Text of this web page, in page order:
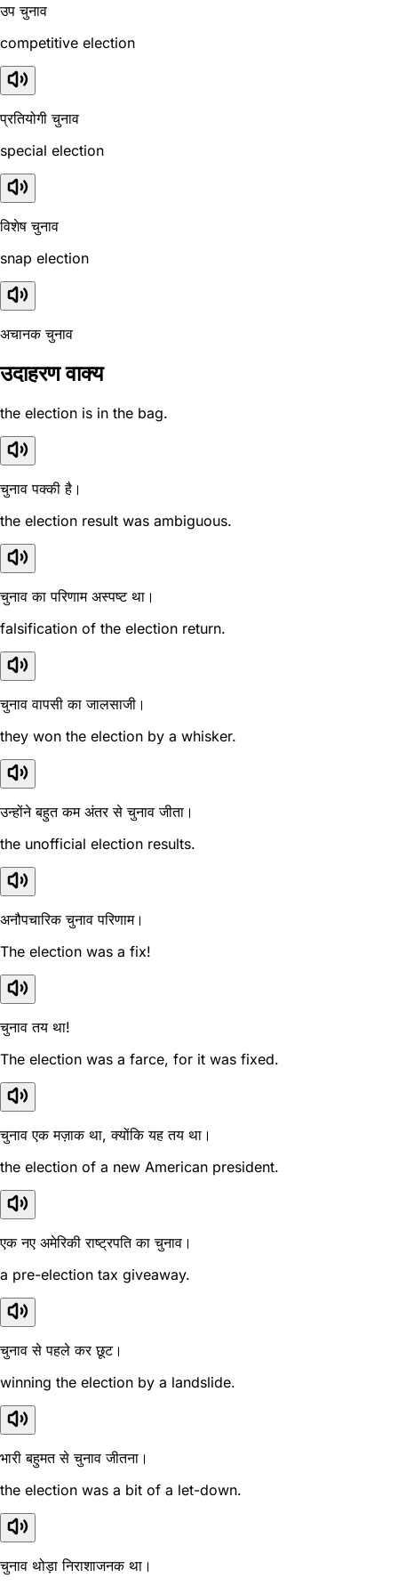
उप चुनाव
competitive election
प्रतियोगी चुनाव
special election
विशेष चुनाव
snap election
अचानक चुनाव
उदाहरण वाक्य
the election is in the bag.
चुनाव पक्की है।
the election result was ambiguous.
चुनाव का परिणाम अस्पष्ट था।
falsification of the election return.
चुनाव वापसी का जालसाजी।
they won the election by a whisker.
उन्होंने बहुत कम अंतर से चुनाव जीता।
the unofficial election results.
अनौपचारिक चुनाव परिणाम।
The election was a fix!
चुनाव तय था!
The election was a farce, for it was fixed.
चुनाव एक मज़ाक था, क्योंकि यह तय था।
the election of a new American president.
एक नए अमेरिकी राष्ट्रपति का चुनाव।
a pre-election tax giveaway.
चुनाव से पहले कर छूट।
winning the election by a landslide.
भारी बहुमत से चुनाव जीतना।
the election was a bit of a let-down.
चुनाव थोड़ा निराशाजनक था।